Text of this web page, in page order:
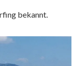
bekannt.